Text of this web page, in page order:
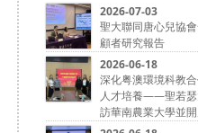
2026-07-03
聖大聯同唐心兒協
顧者研究報告
2026-06-18
深化粤澳環境科教
人才培養——聖若瑟
訪華南農業大學並